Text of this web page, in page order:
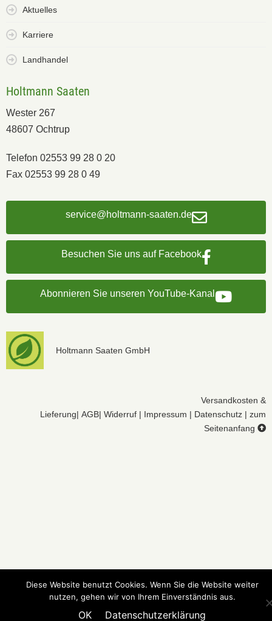
Aktuelles
Karriere
Landhandel
Holtmann Saaten
Wester 267
48607 Ochtrup
Telefon 02553 99 28 0 20
Fax 02553 99 28 0 49
service@holtmann-saaten.de
Besuchen Sie uns auf Facebook
Abonnieren Sie unseren YouTube-Kanal
Holtmann Saaten GmbH
Versandkosten &
Lieferung| AGB| Widerruf | Impressum | Datenschutz | zum
Seitenanfang
Diese Website benutzt Cookies. Wenn Sie die Website weiter
nutzen, gehen wir von Ihrem Einverständnis aus.
OK Datenschutzerklärung